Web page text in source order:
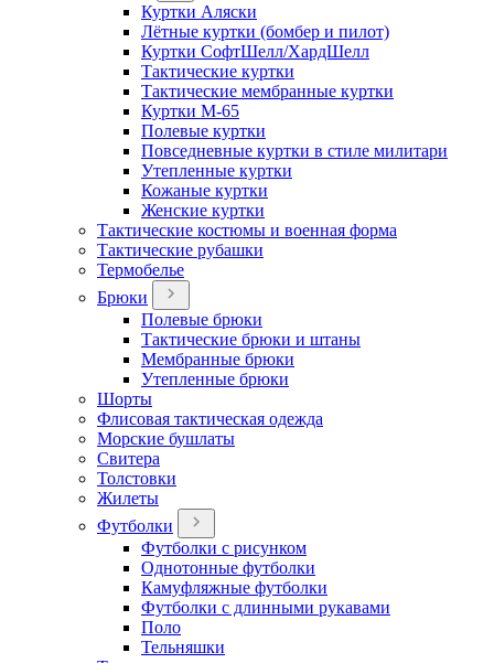
Куртки Аляски
Лётные куртки (бомбер и пилот)
Куртки СофтШелл/ХардШелл
Тактические куртки
Тактические мембранные куртки
Куртки М-65
Полевые куртки
Повседневные куртки в стиле милитари
Утепленные куртки
Кожаные куртки
Женские куртки
Тактические костюмы и военная форма
Тактические рубашки
Термобелье
Брюки
Полевые брюки
Тактические брюки и штаны
Мембранные брюки
Утепленные брюки
Шорты
Флисовая тактическая одежда
Морские бушлаты
Свитера
Толстовки
Жилеты
Футболки
Футболки с рисунком
Однотонные футболки
Камуфляжные футболки
Футболки с длинными рукавами
Поло
Тельняшки